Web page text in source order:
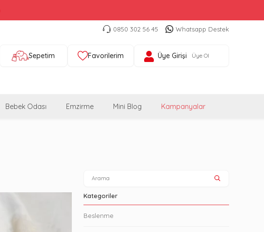
0850 302 56 45 Whatsapp Destek
Sepetim Favorilerim Üye Girişi Üye Ol
Bebek Odası Emzirme Mini Blog Kampanyalar
Kategoriler
Beslenme